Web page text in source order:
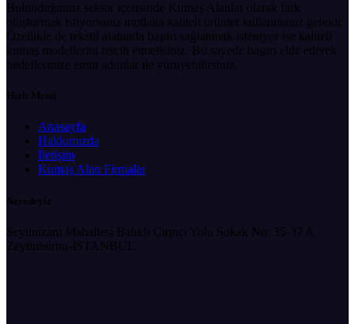
Bulunduğunuz sektör içerisinde Kumaş Alanlar olarak fark
oluşturmak istiyorsanız mutlaka kaliteli ürünler kullanmanız gerekir.
Özellikle de tekstil alanında başarı sağlanmak isteniyor ise kaliteli
kumaş modellerini tercih etmelisiniz. Bu sayede başarı elde ederek
hedeflerinize emin adımlar ile yürüyebilirsiniz.
Hızlı Menü
Anasayfa
Hakkımızda
İletişim
Kumaş Alan Firmalar
Neredeyiz
Seyitnizam Mahallesi Balıklı Çırpıcı Yolu Sokak No: 35-37 A
Zeytinburnu-İSTANBUL